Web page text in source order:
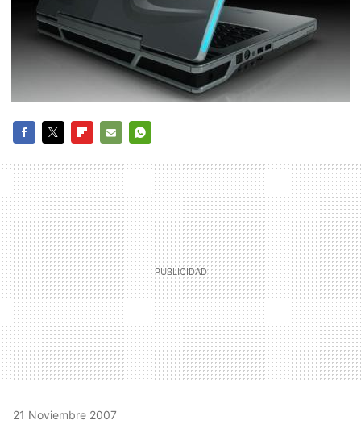
MAIL
21 Noviembre 2007